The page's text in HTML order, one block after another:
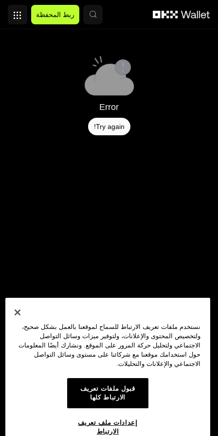
ربط المحفظة
Error
Try again!
نستخدم ملفات تعريف الارتباط للسماح لموقعنا بالعمل بشكل صحيح،
ولتخصيص المحتوى والإعلانات، ولتوفير ميزات وسائل التواصل
الاجتماعي ولتحليل حركة المرور على الموقع. ونشارك أيضًا المعلومات
حول استخدامك موقعنا مع شركائنا على مستوى وسائل التواصل
الاجتماعي والإعلانات والتحليلات.
قبول ملفات تعريف
الارتباط كلها
إعدادات ملف تعريف
الارتباط